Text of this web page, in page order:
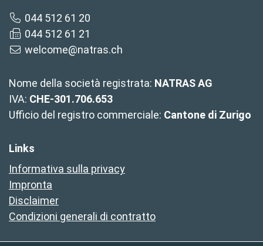
044 512 61 20
044 512 61 21
welcome@natras.ch
Nome della società registrata: NATRAS AG
IVA: CHE-301.706.653
Ufficio del registro commerciale: Cantone di Zurigo
Links
Informativa sulla privacy
Impronta
Disclaimer
Condizioni generali di contratto